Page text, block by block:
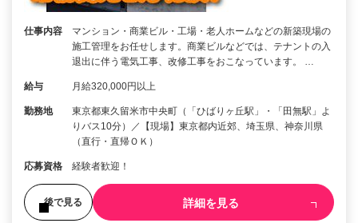
仕事内容
マンション・商業ビル・工場・老人ホームなどの新築現場の
施工管理をお任せします。商業ビルなどでは、テナントの入
退出に伴う電気工事、改修工事をおこなっています。 …
給与 月給320,000円以上
勤務地
東京都東久留米市中央町（「ひばりヶ丘駅」・「田無駅」よ
りバス10分）／【現場】東京都内近郊、埼玉県、神奈川県
（直行・直帰ＯＫ）
応募資格 経験者歓迎！
後で見る 詳細を見る